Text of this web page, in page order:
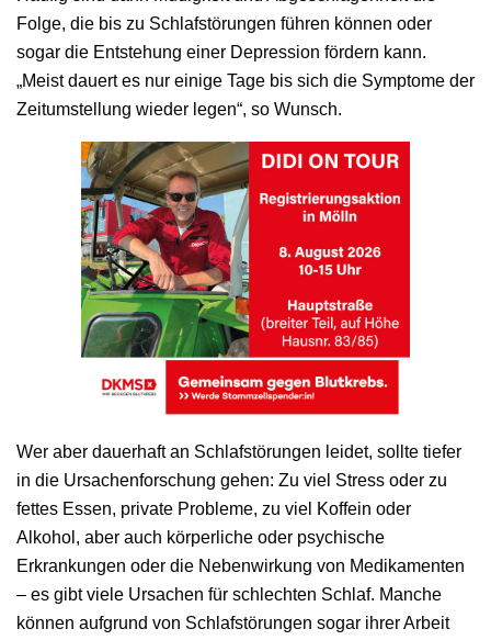
Folge, die bis zu Schlafstörungen führen können oder
sogar die Entstehung einer Depression fördern kann.
„Meist dauert es nur einige Tage bis sich die Symptome der
Zeitumstellung wieder legen“, so Wunsch.
Wer aber dauerhaft an Schlafstörungen leidet, sollte tiefer
in die Ursachenforschung gehen: Zu viel Stress oder zu
fettes Essen, private Probleme, zu viel Koffein oder
Alkohol, aber auch körperliche oder psychische
Erkrankungen oder die Nebenwirkung von Medikamenten
– es gibt viele Ursachen für schlechten Schlaf. Manche
können aufgrund von Schlafstörungen sogar ihrer Arbeit